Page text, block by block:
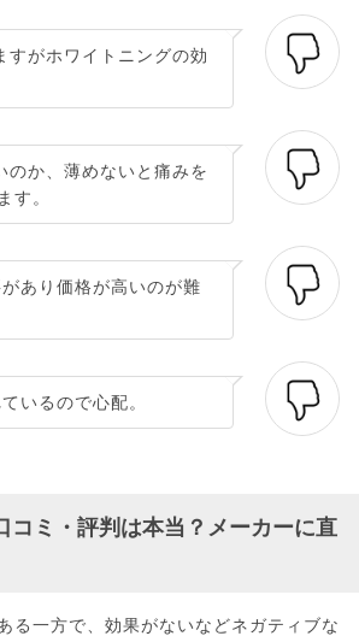
すがホワイトニングの効
のか、薄めないと痛みを
す。
あり価格が高いのが難
いるので心配。
コミ・評判は本当？メーカーに直
る一方で、効果がないなどネガティブな